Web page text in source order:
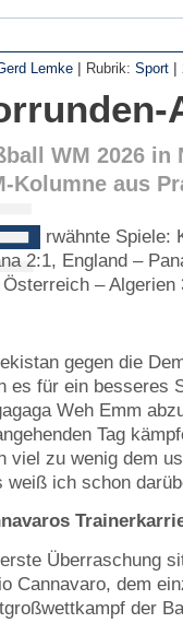
Lemke | Rubrik:Sport |
WM 2026 in
Kolumne aus
rwähnte Spiele:
2:1, England –
– Algerien
gegen die
es für ein besseres
Weh Emm
Tag
viel zu wenig dem
weiß ich schon
Überraschung
Cannavaro, dem
der